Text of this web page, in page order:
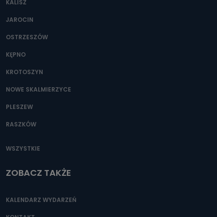
Można to zrobić pod numerem telefonu 62 735-51-05 lub
KALISZ
JAROCIN
OSTRZESZÓW
KĘPNO
KROTOSZYN
NOWE SKALMIERZYCE
PLESZEW
RASZKÓW
WSZYSTKIE
ZOBACZ TAKŻE
KALENDARZ WYDARZEŃ